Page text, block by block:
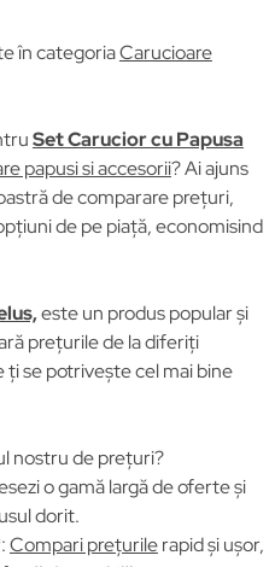
în categoriaCarucioare
Set Carucior cu Papusa
papusi si accesorii? Ai ajuns
de comparare prețuri,
de pe piață, economisind
este un produs popular și
prețurile de la diferiți
se potrivește cel mai bine
nostru de prețuri?
o gamă largă de oferte și
dorit.
Compari prețurilerapid și ușor,